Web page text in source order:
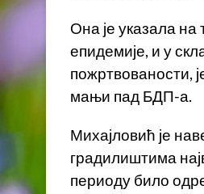
Она је указала на
епидемије, и у
пожртвованости,
мањи пад БДП-а.
Михајловић је
градилиштима
периоду било